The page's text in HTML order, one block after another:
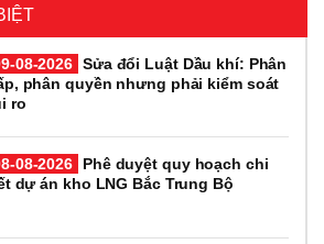
08-2026 Sửa đổi Luật Dầu khí: Phân
phân quyền nhưng phải kiểm soát
ro
08-2026
Phê duyệt quy hoạch chi
dự án kho LNG Bắc Trung Bộ